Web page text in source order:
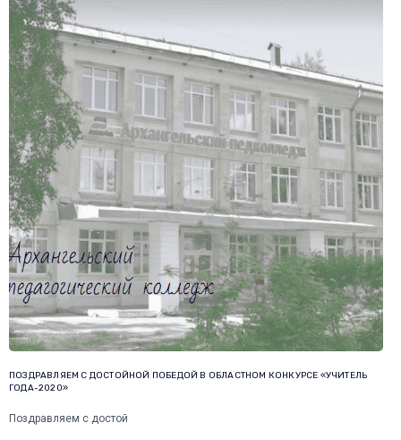
ПОЗДРАВЛЯЕМ С ДОСТОЙНОЙ ПОБЕДОЙ В ОБЛАСТНОМ КОНКУРСЕ «УЧИТЕЛЬ
ГОДА-2020»
Поздравляем с достой